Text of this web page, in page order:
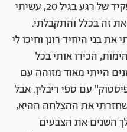
"לפעמים כן. עשיתי פיילוט לתפקיד של רגע בגיל 20, עשיתי
זה בכלל והתקבלתי.
את בני היחיד רונן וחיכו לי
הכירו אותי בכל
הייתי מאוד מזוהה עם
עם ספי ריבלין. אבל
את ההצלחה ההיא,
השנים את הצבעים